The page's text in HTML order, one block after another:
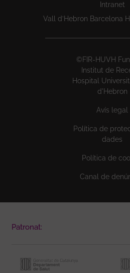
Intranet
Vall d’Hebron Barcelona
©FIR-HUVH
Institut de
Hospital
d'Hebron
Avís legal
Política de
dades
Política de
Canal de
Patronat: